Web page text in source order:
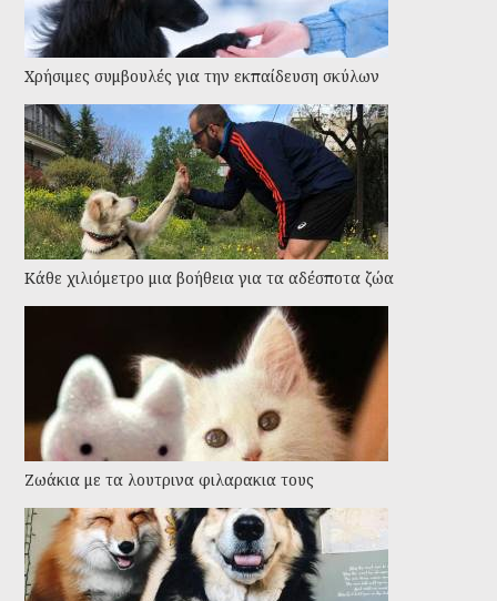
Χρήσιμες συμβουλές για την εκπαίδευση σκύλων
Kάθε χιλιόμετρο μια βοήθεια για τα αδέσποτα ζώα
Ζωάκια με τα λουτρινα φιλαρακια τους